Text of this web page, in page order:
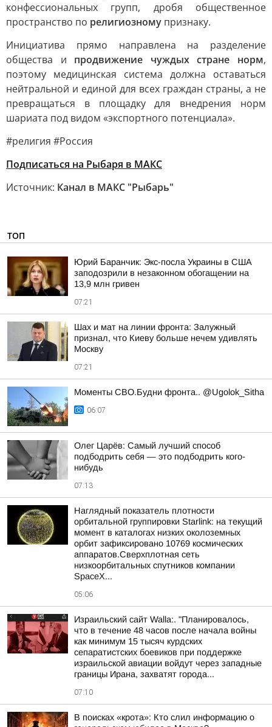
конфессиональных групп, дробя общественное
пространство по религиозному признаку.
Инициатива прямо направлена на разделение
общества и продвижение чуждых стране норм,
поэтому медицинская система должна оставаться
нейтральной и единой для всех граждан страны, а не
превращаться в площадку для внедрения норм
шариата под видом «экспортного потенциала».
#религия #Россия
Подписаться на Рыбаря в МАКС
Источник: Канал в МАКС "Рыбарь"
ТОП
Юрий Баранчик: Экс-посла Украины в США
заподозрили в незаконном обогащении на
13,9 млн гривен
07:21
Шах и мат на линии фронта: Залужный
признал, что Киеву больше нечем удивлять
Москву
07:21
Моменты СВО.Будни фронта.. @Ugolok_Sitha
06:07
Олег Царёв: Самый лучший способ
подбодрить себя — это подбодрить кого-
нибудь
07:13
Наглядный показатель плотности
орбитальной группировки Starlink: на текущий
момент в каталогах низких околоземных
орбит зафиксировано 10769 космических
аппаратов.Сверхплотная сеть
низкоорбитальных спутников компании
SpaceX...
05:06
Израильский сайт Walla:. "Планировалось,
что в течение 48 часов после начала войны
как минимум 15 тысяч курдских
сепаратистских боевиков при поддержке
израильской авиации войдут через западные
границы Ирана, захватят города...
07:10
В поисках «крота»: Кто слил информацию о